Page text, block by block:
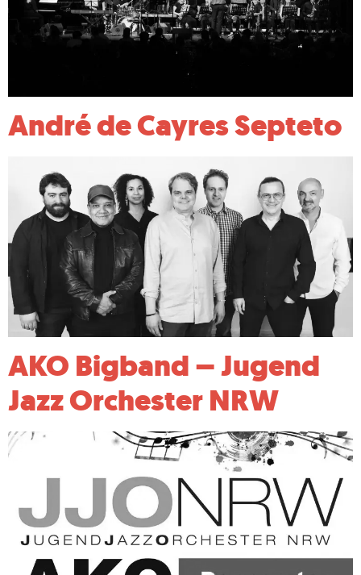
André de Cayres Septeto
AKO Bigband – Jugend
Jazz Orchester NRW